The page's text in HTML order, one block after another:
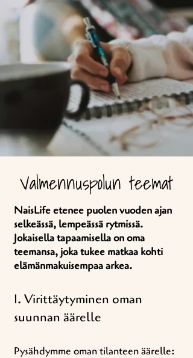
Valmennuspolun teemat
NaisLife etenee puolen vuoden ajan
selkeässä, lempeässä rytmissä.
Jokaisella tapaamisella on oma
teemansa, joka tukee matkaa kohti
elämänmakuisempaa arkea.
1. Virittäytyminen oman
suunnan äärelle
Pysähdymme oman tilanteen äärelle: